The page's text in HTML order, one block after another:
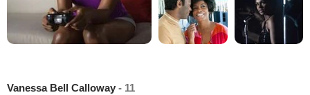
Vanessa Bell Calloway - 11